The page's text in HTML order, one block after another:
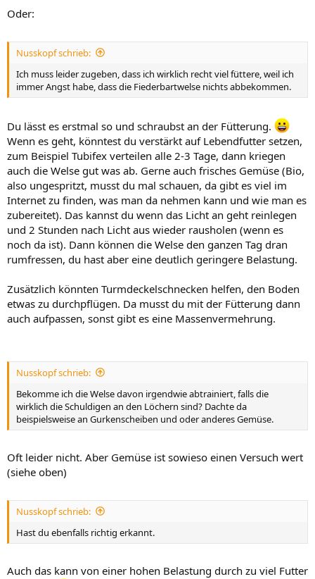
Oder:
Nusskopf schrieb:
Ich muss leider zugeben, dass ich wirklich recht viel füttere, weil ich
immer Angst habe, dass die Fiederbartwelse nichts abbekommen.
Du lässt es erstmal so und schraubst an der Fütterung.
Wenn es geht, könntest du verstärkt auf Lebendfutter setzen,
zum Beispiel Tubifex verteilen alle 2-3 Tage, dann kriegen
auch die Welse gut was ab. Gerne auch frisches Gemüse (Bio,
also ungespritzt, musst du mal schauen, da gibt es viel im
Internet zu finden, was man da nehmen kann und wie man es
zubereitet). Das kannst du wenn das Licht an geht reinlegen
und 2 Stunden nach Licht aus wieder rausholen (wenn es
noch da ist). Dann können die Welse den ganzen Tag dran
rumfressen, du hast aber eine deutlich geringere Belastung.
Zusätzlich könnten Turmdeckelschnecken helfen, den Boden
etwas zu durchpflügen. Da musst du mit der Fütterung dann
auch aufpassen, sonst gibt es eine Massenvermehrung.
Nusskopf schrieb:
Bekomme ich die Welse davon irgendwie abtrainiert, falls die
wirklich die Schuldigen an den Löchern sind? Dachte da
beispielsweise an Gurkenscheiben und oder anderes Gemüse.
Oft leider nicht. Aber Gemüse ist sowieso einen Versuch wert
(siehe oben)
Nusskopf schrieb:
Hast du ebenfalls richtig erkannt.
Auch das kann von einer hohen Belastung durch zu viel Futter